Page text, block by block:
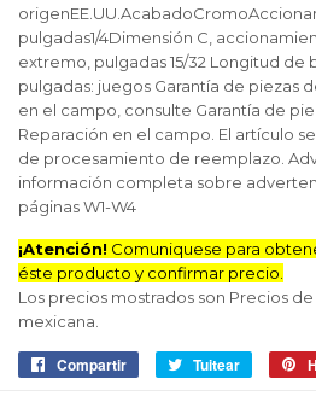
pulgadas1/4Dimensión C,
extremo, pulgadas 15/32 Longitud de
pulgadas: juegos Garantía de piezas
en el campo, consulte Garantía de
Reparación en el campo. El artículo
de procesamiento de reemplazo.
información completa sobre
páginas W1-W4
¡Atención! Comuniquese para
éste producto y confirmar precio.
Los precios mostrados son Precios
mexicana.
Compartir
CompartirTuitear
Tuitear